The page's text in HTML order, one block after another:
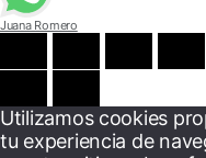
Juana Romero
Utilizamos cookies
tu experiencia de